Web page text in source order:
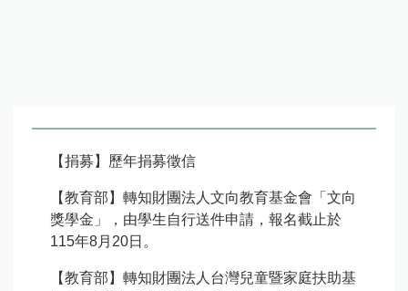
【捐募】歷年捐募徵信
【教育部】轉知財團法人文向教育基金會「文向
獎學金」，由學生自行送件申請，報名截止於
115年8月20日。
【教育部】轉知財團法人台灣兒童暨家庭扶助基